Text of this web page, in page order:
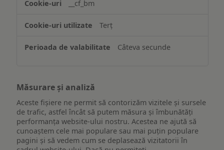
ului
__cf_bm
Terț
Câteva secunde
Măsurare și analiză
Aceste fișiere ne permit să contorizăm vizitele și sursele
de trafic, astfel încât să putem măsura și îmbunătăți
performanța website-ului nostru. Acestea ne ajută să
cunoaștem cele mai populare sau mai puțin populare
pagini și să vedem cum se deplasează vizitatorii în